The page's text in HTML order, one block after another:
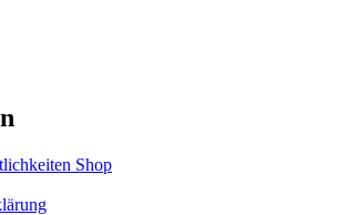
Shop